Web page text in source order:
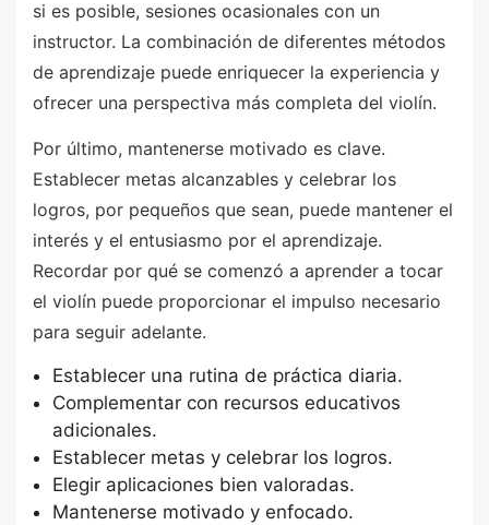
si es posible, sesiones ocasionales con un
instructor. La combinación de diferentes métodos
de aprendizaje puede enriquecer la experiencia y
ofrecer una perspectiva más completa del violín.
Por último, mantenerse motivado es clave.
Establecer metas alcanzables y celebrar los
logros, por pequeños que sean, puede mantener el
interés y el entusiasmo por el aprendizaje.
Recordar por qué se comenzó a aprender a tocar
el violín puede proporcionar el impulso necesario
para seguir adelante.
Establecer una rutina de práctica diaria.
Complementar con recursos educativos
adicionales.
Establecer metas y celebrar los logros.
Elegir aplicaciones bien valoradas.
Mantenerse motivado y enfocado.